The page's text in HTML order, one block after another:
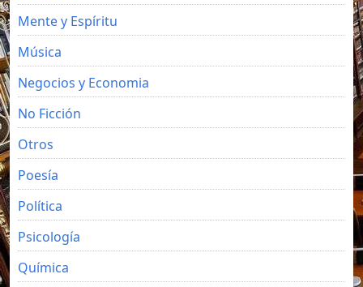
Mente y Espíritu
Música
Negocios y Economia
No Ficción
Otros
Poesía
Política
Psicología
Química